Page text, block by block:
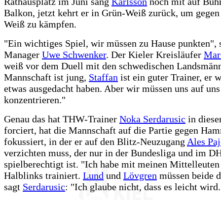
Balkon, jetzt kehrt er in Grün-Weiß zurück, um
Weiß zu kämpfen.
"Ein wichtiges Spiel, wir müssen zu Hause punkten",
Manager Uwe Schwenker. Der Kieler Kreisläufer
weiß vor dem Duell mit den schwedischen
Mannschaft ist jung, Staffan ist ein guter Trainer, er
etwas ausgedacht haben. Aber wir müssen uns auf
konzentrieren."
Genau das hat THW-Trainer Noka Serdarusic in
forciert, hat die Mannschaft auf die Partie gegen
fokussiert, in der er auf den Blitz-Neuzugang Ales
verzichten muss, der nur in der Bundesliga und im
spielberechtigt ist. "Ich habe mit meinen
Halblinks trainiert. Lund und Lövgren müssen beide
sagt Serdarusic: "Ich glaube nicht, dass es leicht